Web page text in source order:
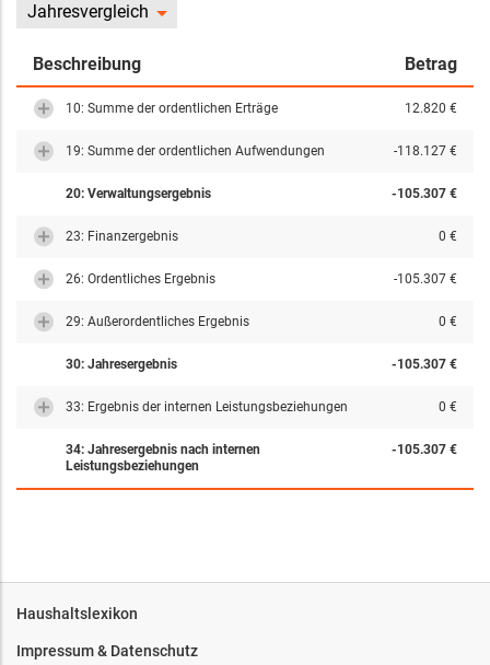
Jahresvergleich
Beschreibung Betrag
10: Summe der ordentlichen Erträge 12.820 €
19: Summe der ordentlichen Aufwendungen -118.127 €
20: Verwaltungsergebnis -105.307 €
23: Finanzergebnis 0 €
26: Ordentliches Ergebnis -105.307 €
29: Außerordentliches Ergebnis 0 €
30: Jahresergebnis -105.307 €
33: Ergebnis der internen Leistungsbeziehungen 0 €
34: Jahresergebnis nach internen
Leistungsbeziehungen
-105.307 €
Haushaltslexikon
Impressum & Datenschutz